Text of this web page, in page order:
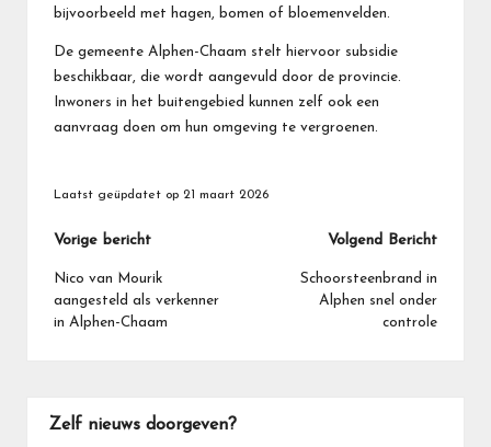
bijvoorbeeld met hagen, bomen of bloemenvelden.
De gemeente Alphen-Chaam stelt hiervoor subsidie
beschikbaar, die wordt aangevuld door de provincie.
Inwoners in het buitengebied kunnen zelf ook een
aanvraag doen om hun omgeving te vergroenen.
Laatst geüpdatet op 21 maart 2026
Bericht
navigatie
Vorige bericht
Nico van Mourik
aangesteld als verkenner
in Alphen-Chaam
Volgend Bericht
Schoorsteenbrand in
Alphen snel onder
controle
Zelf nieuws doorgeven?